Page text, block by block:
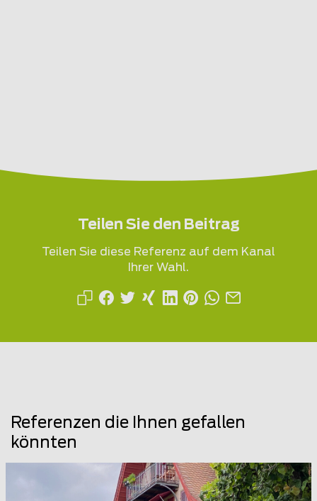
Teilen Sie den Beitrag
Teilen Sie diese Referenz auf dem Kanal
Ihrer Wahl.
Referenzen die Ihnen gefallen
könnten